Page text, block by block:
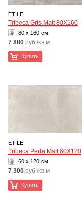
ETILE
Tribeca Gris Matt 80X160
80 x 160 см
7 880 руб./кв.м
Купить
ETILE
Tribeca Perla Matt 60X120
60 x 120 см
7 300 руб./кв.м
Купить